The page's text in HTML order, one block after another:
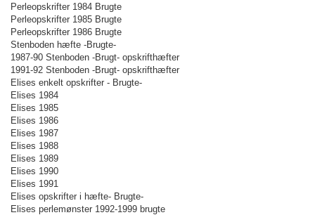
Perleopskrifter 1984 Brugte
Perleopskrifter 1985 Brugte
Perleopskrifter 1986 Brugte
Stenboden hæfte -Brugte-
1987-90 Stenboden -Brugt- opskrifthæfter
1991-92 Stenboden -Brugt- opskrifthæfter
Elises enkelt opskrifter - Brugte-
Elises 1984
Elises 1985
Elises 1986
Elises 1987
Elises 1988
Elises 1989
Elises 1990
Elises 1991
Elises opskrifter i hæfte- Brugte-
Elises perlemønster 1992-1999 brugte